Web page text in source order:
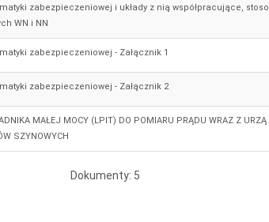
zabezpieczeniowej i układy z nią współpracujące, stoso
WN i NN
zabezpieczeniowej - Załącznik 1
zabezpieczeniowej - Załącznik 2
MAŁEJ MOCY (LPIT) DO POMIARU PRĄDU WRAZ Z URZĄ
SZYNOWYCH
Dokumenty: 5